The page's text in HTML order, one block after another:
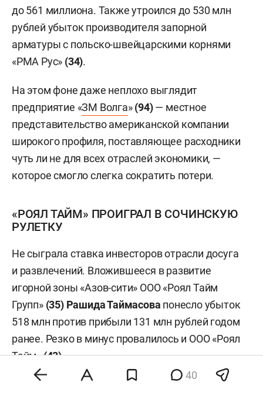
до 561 миллиона. Также утроился до 530 млн
рублей убыток производителя запорной
арматуры с польско-швейцарскими корнями
«РМА Рус» (34).
На этом фоне даже неплохо выглядит
предприятие «ЗМ Волга»(94)— местное
представительство американской компании
широкого профиля, поставляющее расходники
чуть ли не для всех отраслей экономики, —
которое смогло слегка сократить потери.
«РОЯЛ ТАЙМ» ПРОИГРАЛ В СОЧИНСКУЮ
РУЛЕТКУ
Не сыграла ставка инвесторов отрасли досуга
и развлечений. Вложившееся в развитие
игорной зоны «Азов-сити» ООО «Роял Тайм
Групп» (35) Рашида Таймасова понесло убыток
518 млн против прибыли 131 млн рублей годом
ранее. Резко в минус провалилось и ООО «Роял
Тайм»(43).
31 декабря 2018 года зона «Азов-сити» была
40